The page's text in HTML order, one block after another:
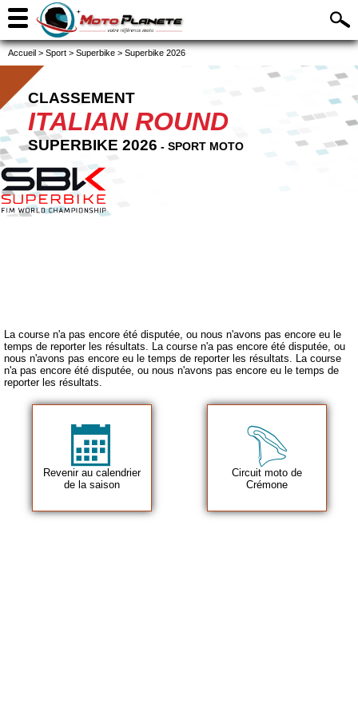
Accueil > Sport > Superbike > Superbike 2026
CLASSEMENT
ITALIAN ROUND
SUPERBIKE 2026 - SPORT MOTO
La course n'a pas encore été disputée, ou nous n'avons pas encore eu le
temps de reporter les résultats. La course n'a pas encore été disputée, ou
nous n'avons pas encore eu le temps de reporter les résultats. La course
n'a pas encore été disputée, ou nous n'avons pas encore eu le temps de
reporter les résultats.
Revenir au calendrier
de la saison
Circuit moto de
Crémone